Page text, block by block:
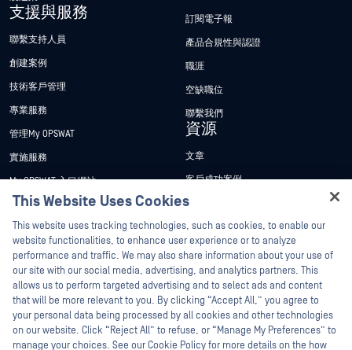
支援與服務
聯繫支持人員
創建案例
技術客戶管理
專業服務
管理My OPSWAT
實施服務
My OPSWAT 入口網站
技術檔案
訓練
漏洞通報計畫
合作夥伴
認證
技術合作夥伴
管道合作夥伴計劃
訂閱電子報
產品合規性與認證
職涯
空缺職位
聯繫我們
資源
文章
客戶成功案例
新聞稿
新聞報導
網路研討會
產品型錄
白皮書
免費工具
This Website Uses Cookies
This website uses tracking technologies, such as cookies, to enable our
website functionalities, to enhance user experience or to analyze
performance and traffic. We may also share information about your use of
our site with our social media, advertising, and analytics partners. This
allows us to perform targeted advertising and to select ads and content
that will be more relevant to you. By clicking “Accept All,” you agree to
your personal data being processed by all cookies and other technologies
on our website. Click “Reject All” to refuse, or “Manage My Preferences” to
manage your choices. See our Cookie Policy for more details on the how